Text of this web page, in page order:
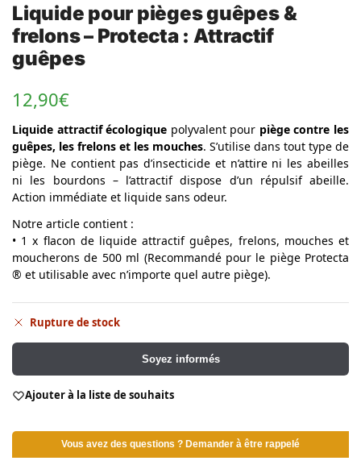
Liquide pour pièges guêpes &
frelons – Protecta : Attractif
guêpes
12,90€
Liquide attractif écologique polyvalent pour piège contre les
guêpes, les frelons et les mouches. S’utilise dans tout type de
piège. Ne contient pas d’insecticide et n’attire ni les abeilles
ni les bourdons – l’attractif dispose d’un répulsif abeille.
Action immédiate et liquide sans odeur.
Notre article contient :
• 1 x flacon de liquide attractif guêpes, frelons, mouches et
moucherons de 500 ml (Recommandé pour le piège Protecta
® et utilisable avec n’importe quel autre piège).
Rupture de stock
Soyez informés
Ajouter à la liste de souhaits
Vous avez des questions ? Demander à être rappelé